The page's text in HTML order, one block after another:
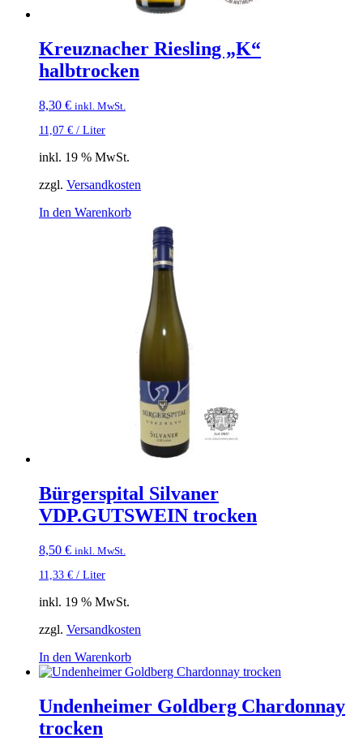
Kreuznacher Riesling „K“
halbtrocken
8,30 € inkl. MwSt.
11,07 € / Liter
inkl. 19 % MwSt.
zzgl. Versandkosten
In den Warenkorb
Bürgerspital Silvaner
VDP.GUTSWEIN trocken
8,50 € inkl. MwSt.
11,33 € / Liter
inkl. 19 % MwSt.
zzgl. Versandkosten
In den Warenkorb
Undenheimer Goldberg Chardonnay
trocken